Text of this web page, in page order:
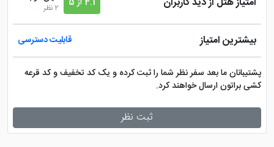
2 نظر
بیشترین امتیاز قابلیت دسترسی
پشتیبانان ما بعد سفر نظر شما را ثبت کرده و یک کد تخفیف و کد قرعه
کشی براتون ارسال خواهند کرد.
ثبت نظر